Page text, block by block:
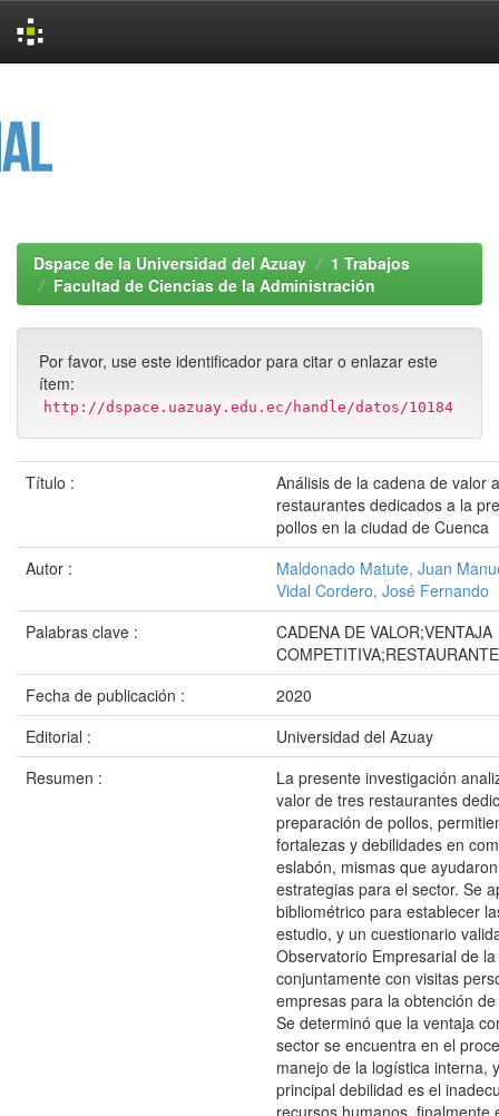
Dspace de la Universidad del Azuay
1 Trabajos
Facultad de Ciencias de la Administración
Por favor, use este identificador para citar o enlazar este
ítem:
http://dspace.uazuay.edu.ec/handle/datos/10184
Título :
Análisis de la cadena de valor
restaurantes dedicados a la
pollos en la ciudad de Cuenca
Autor :
Maldonado Matute, Juan
Vidal Cordero, José Fernando
Palabras clave :
CADENA DE VALOR;VENTAJA
Fecha de publicación :
2020
Editorial :
Universidad del Azuay
Resumen :
La presente investigación
valor de tres restaurantes
preparación de pollos,
fortalezas y debilidades en
eslabón, mismas que
estrategias para el sector. Se
bibliométrico para establecer
estudio, y un cuestionario
Observatorio Empresarial de la
conjuntamente con visitas
empresas para la obtención
Se determinó que la ventaja
sector se encuentra en el
manejo de la logística interna,
principal debilidad es el
recursos humanos, finalmente